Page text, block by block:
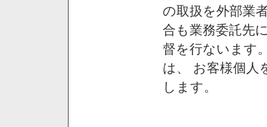
の取扱を外部業
合も業務委託先
督を行ないます
は、 お客様個人
します。